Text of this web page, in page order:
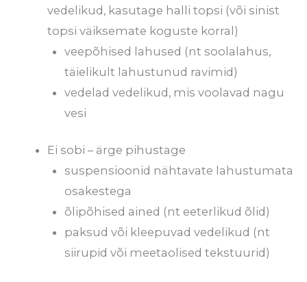
vedelikud, kasutage halli topsi (või sinist
topsi väiksemate koguste korral)
veepõhised lahused (nt soolalahus,
täielikult lahustunud ravimid)
vedelad vedelikud, mis voolavad nagu
vesi
Ei sobi – ärge pihustage
suspensioonid nähtavate lahustumata
osakestega
õlipõhised ained (nt eeterlikud õlid)
paksud või kleepuvad vedelikud (nt
siirupid või meetaolised tekstuurid)